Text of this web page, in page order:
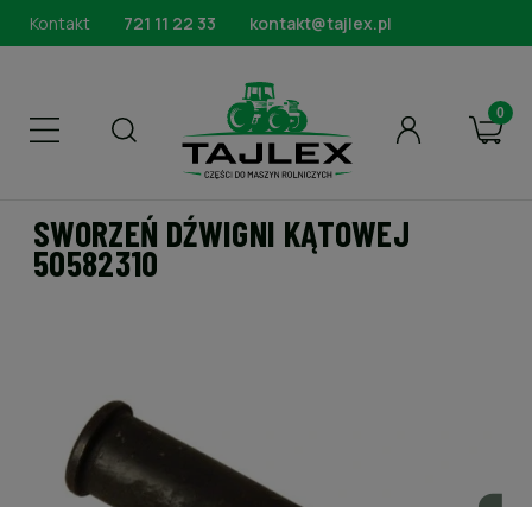
Kontakt 721 11 22 33 kontakt@tajlex.pl
SWORZEŃ DŹWIGNI KĄTOWEJ
50582310